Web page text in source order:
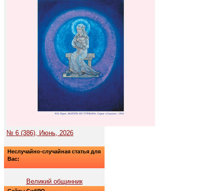
№ 6 (386), Июнь, 2026
Неслучайно-случайная статья для
Вас:
Великий общинник